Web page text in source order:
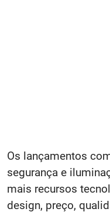
Os lançamentos
segurança e
mais recursos
design, preço,